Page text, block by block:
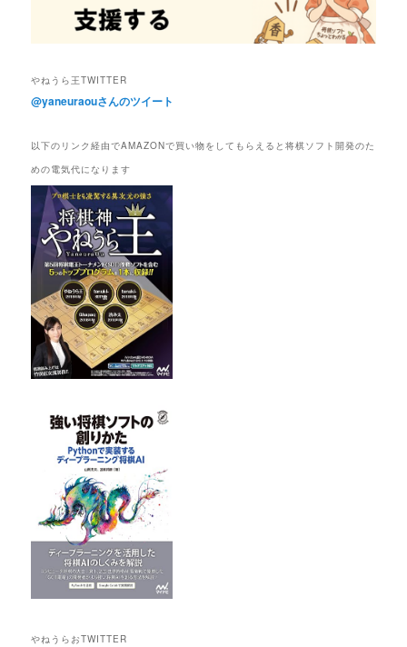
やねうら王TWITTER
@yaneuraouさんのツイート
以下のリンク経由でAMAZONで買い物をしてもらえると将棋ソフト開発のた
めの電気代になります
やねうらおTWITTER